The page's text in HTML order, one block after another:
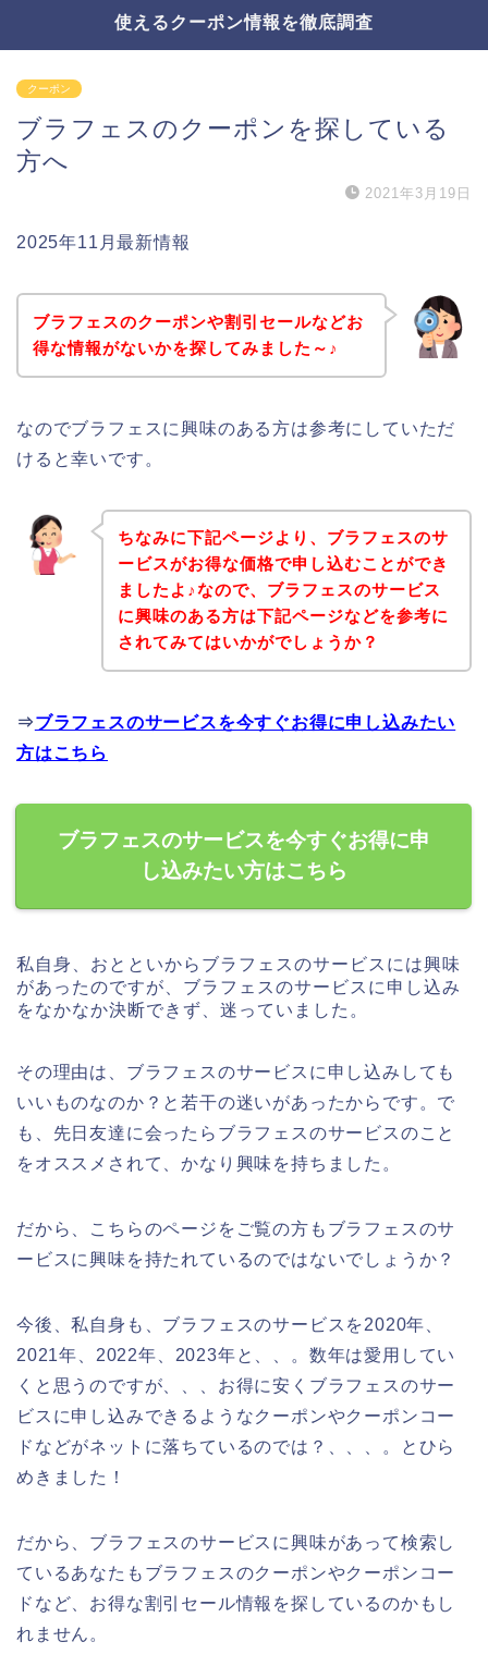
使えるクーポン情報を徹底調査
クーポン
ブラフェスのクーポンを探している
方へ
2021年3月19日
2025年11月最新情報
ブラフェスのクーポンや割引セールなどお
得な情報がないかを探してみました～♪
なのでブラフェスに興味のある方は参考にしていただ
けると幸いです。
ちなみに下記ページより、ブラフェスのサ
ービスがお得な価格で申し込むことができ
ましたよ♪なので、ブラフェスのサービス
に興味のある方は下記ページなどを参考に
されてみてはいかがでしょうか？
⇒ブラフェスのサービスを今すぐお得に申し込みたい
方はこちら
ブラフェスのサービスを今すぐお得に申
し込みたい方はこちら
私自身、おとといからブラフェスのサービスには興味
があったのですが、ブラフェスのサービスに申し込み
をなかなか決断できず、迷っていました。
その理由は、ブラフェスのサービスに申し込みしても
いいものなのか？と若干の迷いがあったからです。で
も、先日友達に会ったらブラフェスのサービスのこと
をオススメされて、かなり興味を持ちました。
だから、こちらのページをご覧の方もブラフェスのサ
ービスに興味を持たれているのではないでしょうか？
今後、私自身も、ブラフェスのサービスを2020年、
2021年、2022年、2023年と、、。数年は愛用してい
くと思うのですが、、、お得に安くブラフェスのサー
ビスに申し込みできるようなクーポンやクーポンコー
ドなどがネットに落ちているのでは？、、、。とひら
めきました！
だから、ブラフェスのサービスに興味があって検索し
ているあなたもブラフェスのクーポンやクーポンコー
ドなど、お得な割引セール情報を探しているのかもし
れません。